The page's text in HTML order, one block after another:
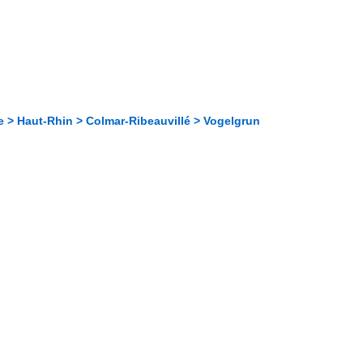
Haut-Rhin > Colmar-Ribeauvillé > Vogelgrun